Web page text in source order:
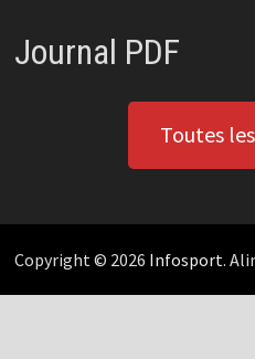
Journal PDF
Toutes
Copyright © 2026 Infosport.